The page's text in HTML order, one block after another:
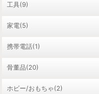
工具(9)
家電(5)
携帯電話(1)
骨董品(20)
ホビー/おもちゃ(2)